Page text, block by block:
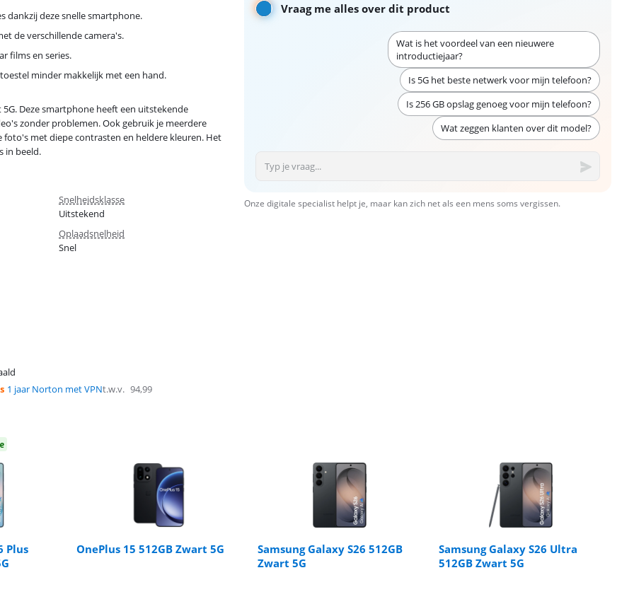
Vraag me alles over dit product
Wat is het voordeel van een nieuwere
introductiejaar?
Is 5G het beste netwerk voor mijn telefoon?
Is 256 GB opslag genoeg voor mijn telefoon?
Wat zeggen klanten over dit model?
Onze digitale specialist helpt je, maar kan zich net als een mens soms vergissen.
dankzij deze snelle smartphone.
de verschillende camera's.
films en series.
minder makkelijk met een hand.
5G. Deze smartphone heeft een uitstekende
zonder problemen. Ook gebruik je meerdere
foto's met diepe contrasten en heldere kleuren. Het
in beeld.
Snelheidsklasse
Uitstekend
Oplaadsnelheid
Snel
1 jaar Norton met VPNt.w.v. 94,99
Plus
OnePlus 15 512GB Zwart 5G
Samsung Galaxy S26 512GB
Zwart 5G
Samsung Galaxy S26 Ultra
512GB Zwart 5G